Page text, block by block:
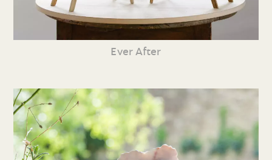
Ever After